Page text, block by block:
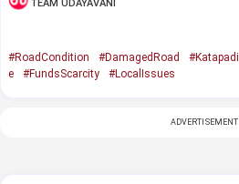
TEAM UDAYAVANI
#RoadCondition #DamagedRoad #Katapadi
e
#FundsScarcity #LocalIssues
ADVERTISEMENT